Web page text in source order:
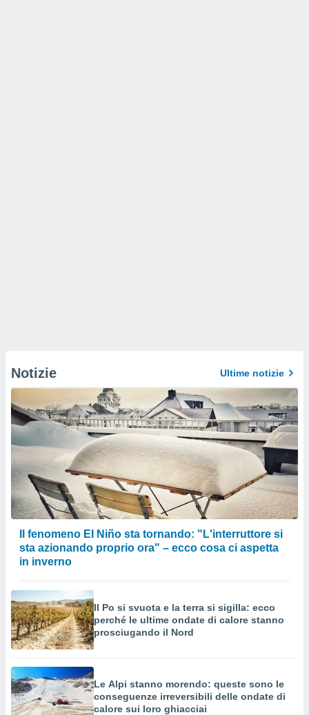
Notizie Ultime notizie
Il fenomeno El Niño sta tornando: "L'interruttore si
sta azionando proprio ora" – ecco cosa ci aspetta
in inverno
Il Po si svuota e la terra si sigilla: ecco
perché le ultime ondate di calore stanno
prosciugando il Nord
Le Alpi stanno morendo: queste sono le
conseguenze irreversibili delle ondate di
calore sui loro ghiacciai